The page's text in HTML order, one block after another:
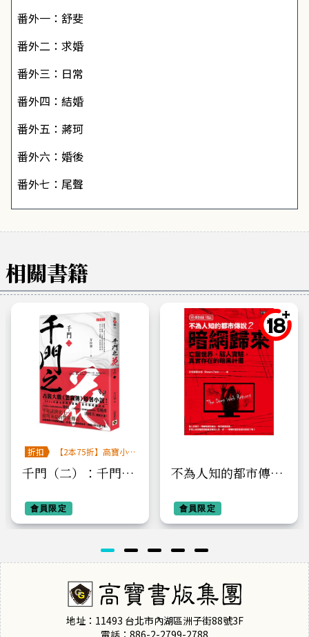
番外一：舒斐
番外二：求婚
番外三：日常
番外四：結婚
番外五：蔣珂
番外六：婚後
番外七：尾聲
相關書籍
折扣
【2本75折】高寶小
千門（二）：千門之
會員限定
不為人知的都市傳說
世界、駭人實驗，真
實存在的暗黑計畫
（限制級）
會員限定
地址：11493 台北市內湖區洲子街88號3F
電話：886-2-2799-2788